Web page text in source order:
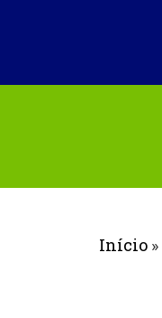
Início »